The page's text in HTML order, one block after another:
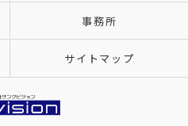
事務所
サイトマップ